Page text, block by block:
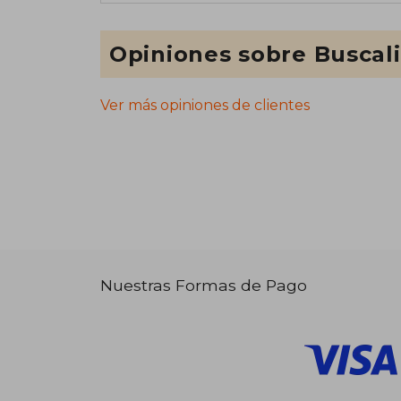
Opiniones sobre
Ver más opiniones de clientes
Nuestras Formas de Pago